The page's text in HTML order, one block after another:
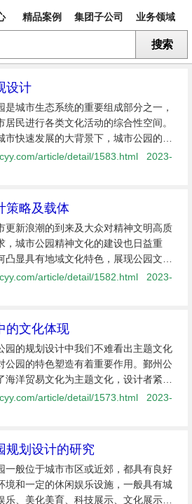
精品案例 集团子公司 业务领域
搜索
设计
是城市生态系统的重要组成部分之一，
居民进行各类文化活动的综合性空间。
市快速发展的大背景下，城市公园的规
较落后，景观设计也缺乏人性化的考
行业内前驱的旅游规划设计公司，我们
article/detail/1583.html
2023-
策略及载体
更新浪潮的到来及大众对精神文明高质
，城市公园精神文化的建设也日益重
凸显具有地域文化特色，展现公园文化
当下公园设计中的重要研究内容。创艺
年的实战经验总结了以下几个设计策
article/detail/1582.html
2023-
的文化体现
园的规划设计中我们不难看出主题文化
公园的特色塑造有着重要作用。鄞州公
海洋贸易文化为主题文化，设计者紧紧
主题从设计语言及呈现载体上进行表
了一个丰富的城市公园空间，
article/detail/1573.html
2023-
规划设计的研究
一般位于城市市区或近郊，都具有良好
境和一定的休闲娱乐设施，一般具有城
乐、美化美育、科技展示、文化展示等